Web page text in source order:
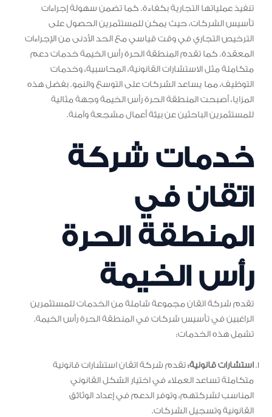
تنفيذ عملياتها التجارية بكفاءة. كما تضمن سهولة إجراءات
تأسيس الشركات، حيث يمكن للمستثمرين الحصول على
الترخيص التجاري في وقت قياسي مع الحد الأدنى من الإجراءات
المعقدة. كما تقدم المنطقة الحرة رأس الخيمة خدمات دعم
متكاملة مثل الاستشارات القانونية، المحاسبية، وخدمات
التوظيف، مما يساعد الشركات على التوسع والنمو. بفضل هذه
المزايا، أصبحت المنطقة الحرة رأس الخيمة وجهة مثالية
للمستثمرين الباحثين عن بيئة أعمال مشجعة وآمنة.
خدمات شركة
اتقان في
المنطقة الحرة
رأس الخيمة
تقدم شركة اتقان مجموعة شاملة من الخدمات للمستثمرين
الراغبين في تأسيس شركات في المنطقة الحرة رأس الخيمة.
تشمل هذه الخدمات:
استشارات قانونية:تقدم شركة اتقان استشارات قانونية
متكاملة تساعد العملاء في اختيار الشكل القانوني
المناسب لشركتهم، وتوفر الدعم في إعداد الوثائق
القانونية وتسجيل الشركات.